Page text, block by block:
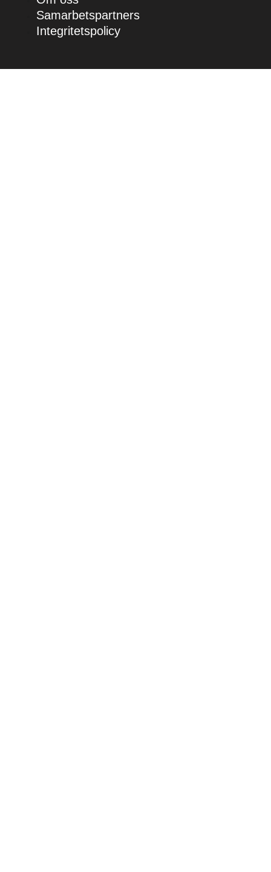
Samarbetspartners
Integritetspolicy